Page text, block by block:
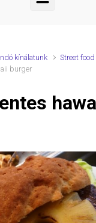
kínálatunk
Street
burger